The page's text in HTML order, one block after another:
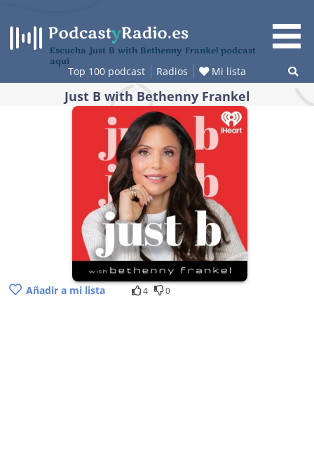
contenido
Escucha Just B with Bethenny Frankel podcast
aquí
Top 100 podcast Radios Mi lista
Just B with Bethenny Frankel
Añadir a mi lista 4 0